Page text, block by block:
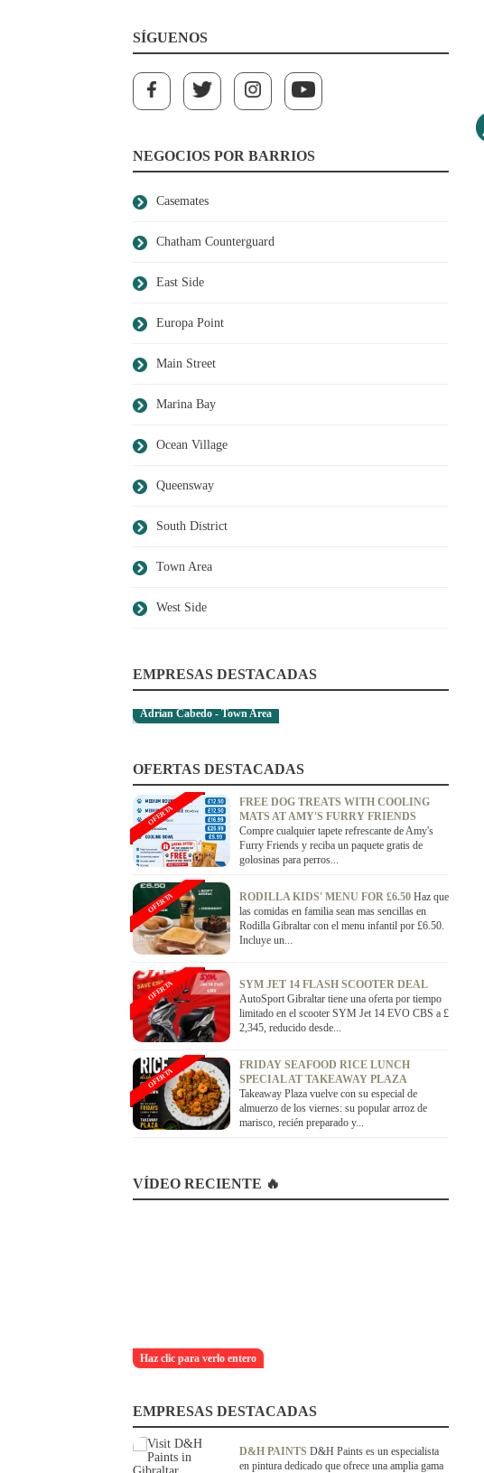
SÍGUENOS
NEGOCIOS POR BARRIOS
Casemates
Chatham Counterguard
East Side
Europa Point
Main Street
Marina Bay
Ocean Village
Queensway
South District
Town Area
West Side
EMPRESAS DESTACADAS
Adrian Cabedo - Town Area
OFERTAS DESTACADAS
FREE DOG TREATS WITH COOLING
MATS AT AMY'S FURRY FRIENDS
Compre cualquier tapete refrescante de Amy's
Furry Friends y reciba un paquete gratis de
golosinas para perros...
OFERTA
RODILLA KIDS' MENU FOR £6.50 Haz que
las comidas en familia sean mas sencillas en
Rodilla Gibraltar con el menu infantil por £6.50.
Incluye un...
OFERTA
SYM JET 14 FLASH SCOOTER DEAL
AutoSport Gibraltar tiene una oferta por tiempo
limitado en el scooter SYM Jet 14 EVO CBS a £
2,345, reducido desde...
OFERTA
FRIDAY SEAFOOD RICE LUNCH
SPECIAL AT TAKEAWAY PLAZA
Takeaway Plaza vuelve con su especial de
almuerzo de los viernes: su popular arroz de
marisco, recién preparado y...
OFERTA
VÍDEO RECIENTE 🔥
Haz clic para verlo entero
EMPRESAS DESTACADAS
D&H PAINTS D&H Paints es un especialista
en pintura dedicado que ofrece una amplia gama